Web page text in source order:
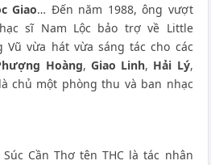
Giao… Đến năm 1988, ông vượt
sĩ Nam Lộc bảo trợ về Little
Vũ vừa hát vừa sáng tác cho các
Hoàng, Giao Linh, Hải Lý,
chủ một phòng thu và ban nhạc
Cần Thơ tên THC là tác nhân